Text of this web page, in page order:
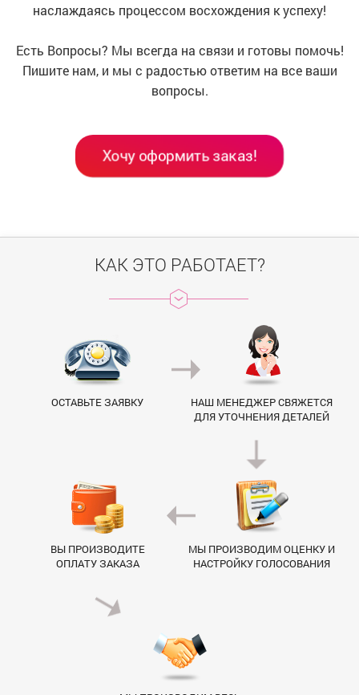
наслаждаясь процессом восхождения к успеху!
Есть Вопросы? Мы всегда на связи и готовы помочь!
Пишите нам, и мы с радостью ответим на все ваши
вопросы.
Хочу оформить заказ!
КАК ЭТО РАБОТАЕТ?
ОСТАВЬТЕ ЗАЯВКУ
НАШ МЕНЕДЖЕР СВЯЖЕТСЯ
ДЛЯ УТОЧНЕНИЯ ДЕТАЛЕЙ
МЫ ПРОИЗВОДИМ ОЦЕНКУ И
НАСТРОЙКУ ГОЛОСОВАНИЯ
ВЫ ПРОИЗВОДИТЕ
ОПЛАТУ ЗАКАЗА